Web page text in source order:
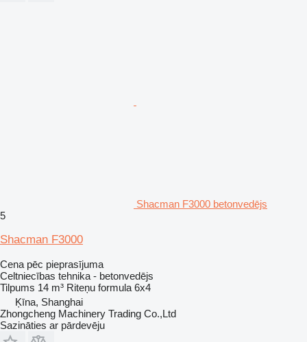
Shacman F3000 betonvedējs
5
Shacman F3000
Cena pēc pieprasījuma
Celtniecības tehnika - betonvedējs
Tilpums 14 m³ Riteņu formula 6x4
Ķīna, Shanghai
Zhongcheng Machinery Trading Co.,Ltd
Sazināties ar pārdevēju